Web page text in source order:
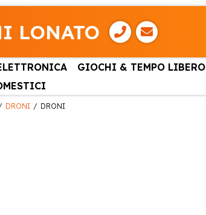
LONATO
GIOCHI & TEMPO LIBERO
DRONI DRONI